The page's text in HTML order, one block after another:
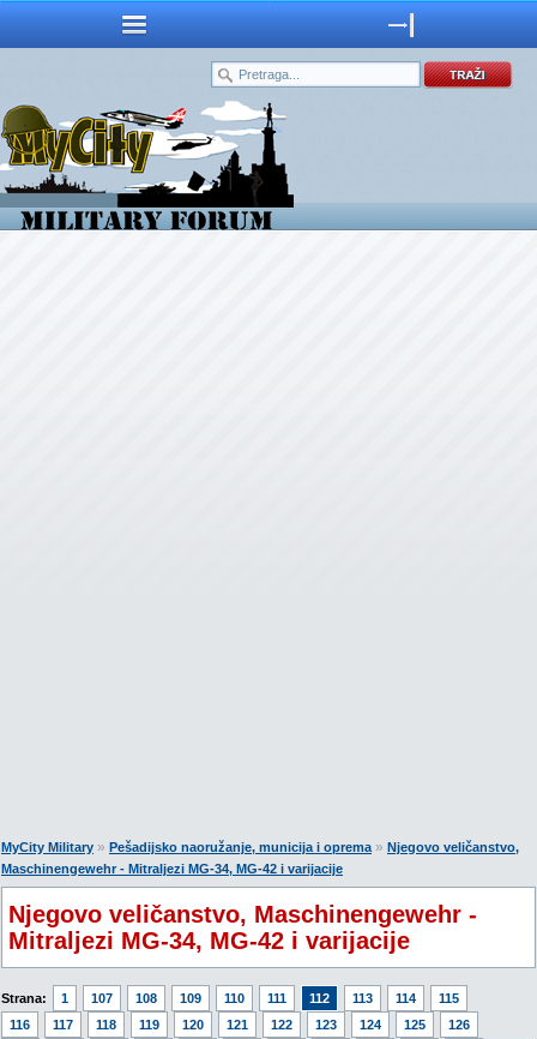
MyCity Military » Pešadijsko naoružanje, municija i oprema» Njegovo veličanstvo,
Maschinengewehr - Mitraljezi MG-34, MG-42 i varijacije
Njegovo veličanstvo, Maschinengewehr -
Mitraljezi MG-34, MG-42 i varijacije
Strana: 1 107 108 109 110 111 112 113 114
115
116
117 118 119 120 121 122 123 124 125
126